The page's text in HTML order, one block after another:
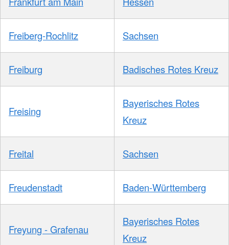
Freiberg-Rochlitz Sachsen
Freiburg Badisches Rotes Kreuz
Freising
Bayerisches Rotes
Kreuz
Freital Sachsen
Freudenstadt Baden-Württemberg
Freyung - Grafenau
Bayerisches Rotes
Kreuz